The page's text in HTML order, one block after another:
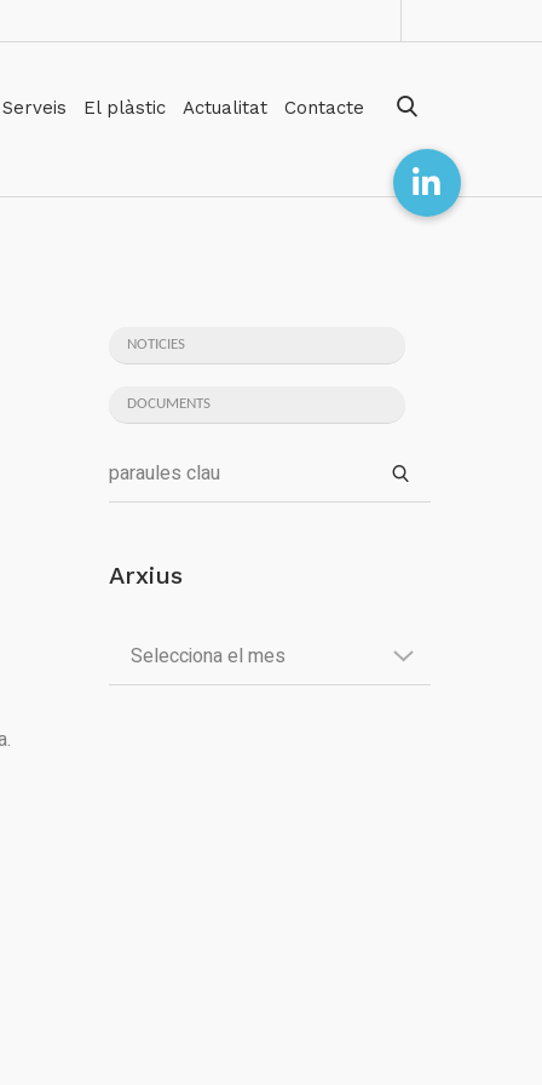
Serveis El plàstic Actualitat Contacte
NOTICIES
DOCUMENTS
Arxius